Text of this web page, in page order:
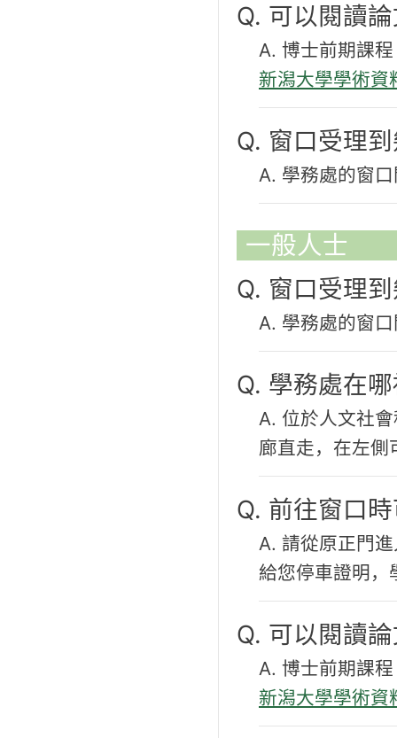
Q. 可以閱讀
A. 博士前期課
新潟大學學術資
Q. 窗口受理
A. 學務處的窗
一般人士
Q. 窗口受理
A. 學務處的窗
Q. 學務處在
A. 位於人文社
廊直走，在左側
Q. 前往窗口
A. 請從原正門
給您停車證明，
Q. 可以閱讀
A. 博士前期課
新潟大學學術資